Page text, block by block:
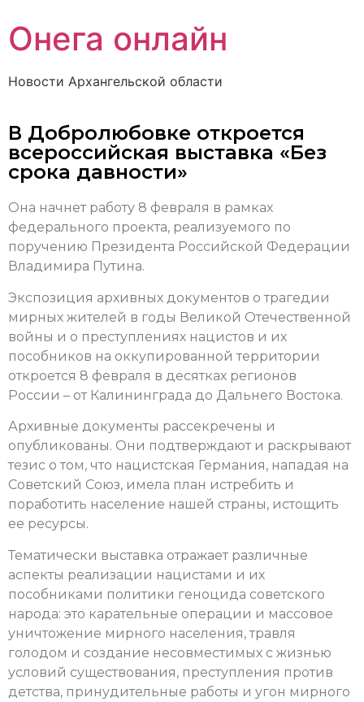
Онега онлайн
Новости Архангельской области
В Добролюбовке откроется
всероссийская выставка «Без
срока давности»
Она начнет работу 8 февраля в рамках
федерального проекта, реализуемого по
поручению Президента Российской Федерации
Владимира Путина.
Экспозиция архивных документов о трагедии
мирных жителей в годы Великой Отечественной
войны и о преступлениях нацистов и их
пособников на оккупированной территории
откроется 8 февраля в десятках регионов
России – от Калининграда до Дальнего Востока.
Архивные документы рассекречены и
опубликованы. Они подтверждают и раскрывают
тезис о том, что нацистская Германия, нападая на
Советский Союз, имела план истребить и
поработить население нашей страны, истощить
ее ресурсы.
Тематически выставка отражает различные
аспекты реализации нацистами и их
пособниками политики геноцида советского
народа: это карательные операции и массовое
уничтожение мирного населения, травля
голодом и создание несовместимых с жизнью
условий существования, преступления против
детства, принудительные работы и угон мирного